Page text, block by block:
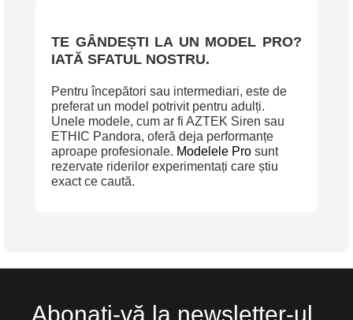
TE GÂNDEȘTI LA UN MODEL PRO?
IATĂ SFATUL NOSTRU.
Pentru începători sau intermediari, este de
preferat un model potrivit pentru adulți.
Unele modele, cum ar fi AZTEK Siren sau
ETHIC Pandora, oferă deja performanțe
aproape profesionale. Modelele Pro sunt
rezervate riderilor experimentați care știu
exact ce caută.
Abonați-vă la newsletter-ul